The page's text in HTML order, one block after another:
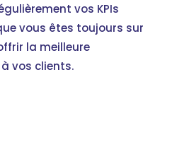
vos KPIs
vous êtes toujours sur
la meilleure
vos clients.